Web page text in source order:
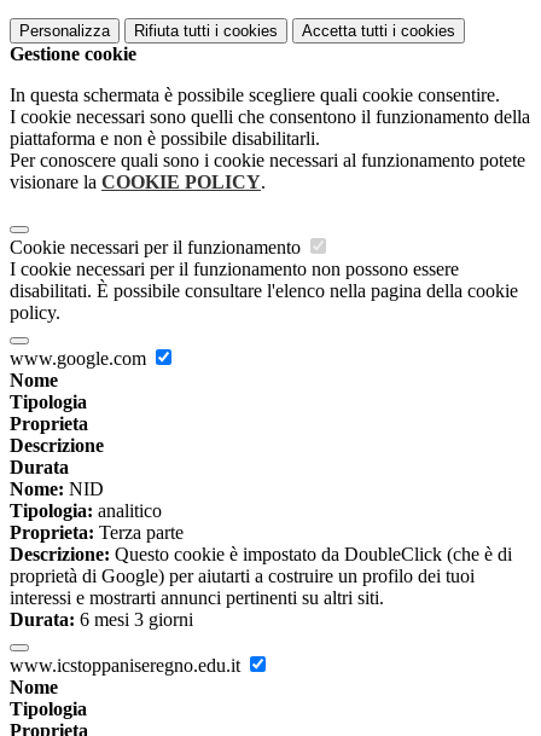
Personalizza Rifiuta tutti i cookies Accetta tutti i cookies
Gestione cookie
In questa schermata è possibile scegliere quali cookie consentire.
I cookie necessari sono quelli che consentono il funzionamento della
piattaforma e non è possibile disabilitarli.
Per conoscere quali sono i cookie necessari al funzionamento potete
visionare la COOKIE POLICY.
Cookie necessari per il funzionamento
I cookie necessari per il funzionamento non possono essere
disabilitati. È possibile consultare l'elenco nella pagina della cookie
policy.
www.google.com
Nome
Tipologia
Proprieta
Descrizione
Durata
Nome: NID
Tipologia: analitico
Proprieta: Terza parte
Descrizione: Questo cookie è impostato da DoubleClick (che è di
proprietà di Google) per aiutarti a costruire un profilo dei tuoi
interessi e mostrarti annunci pertinenti su altri siti.
Durata: 6 mesi 3 giorni
www.icstoppaniseregno.edu.it
Nome
Tipologia
Proprieta